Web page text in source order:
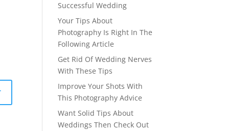
Successful Wedding
Your Tips About
Photography Is Right In The
Following Article
Get Rid Of Wedding Nerves
With These Tips
Improve Your Shots With
This Photography Advice
Want Solid Tips About
Weddings Then Check Out